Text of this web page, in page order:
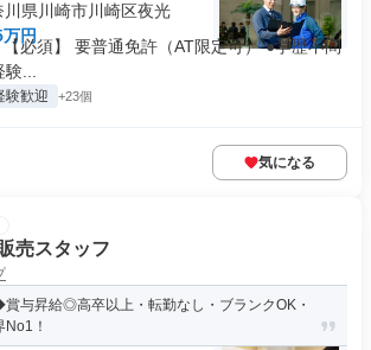
県川崎市川崎区夜光
円
必須】 要普通免許（AT限定可） ●学歴不問
...
験歓迎 +23個
気になる
売スタッフ
与昇給◎高卒以上・転勤なし・ブランクOK・
！